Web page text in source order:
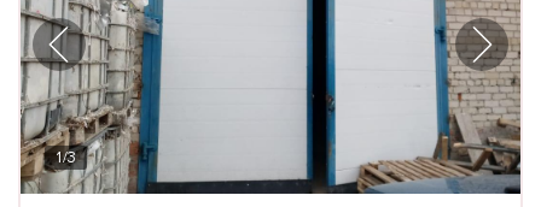
1/3